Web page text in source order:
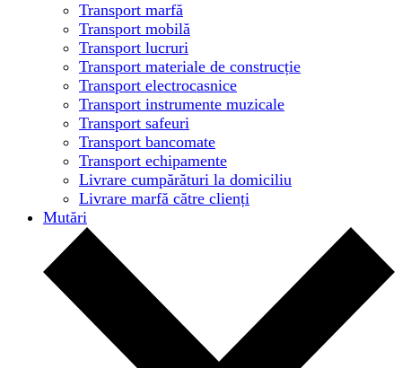
Transport marfă
Transport mobilă
Transport lucruri
Transport materiale de construcție
Transport electrocasnice
Transport instrumente muzicale
Transport safeuri
Transport bancomate
Transport echipamente
Livrare cumpărături la domiciliu
Livrare marfă către clienți
Mutări